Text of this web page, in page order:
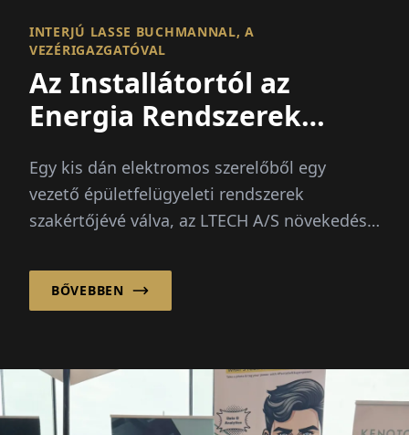
INTERJÚ LASSE BUCHMANNAL, A
VEZÉRIGAZGATÓVAL
Az Installátortól az
Energia Rendszerek
Egy kis dán elektromos szerelőből egy
vezető épületfelügyeleti rendszerek
szakértőjévé válva, az LTECH A/S növekedése
BŐVEBBEN